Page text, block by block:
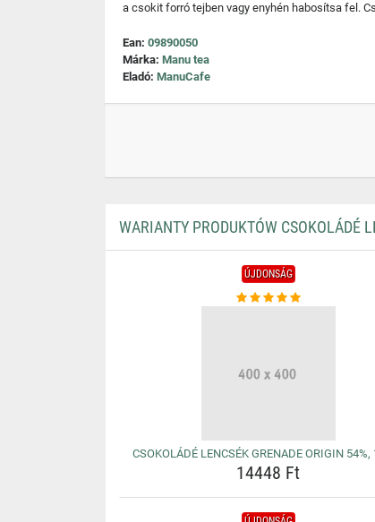
a csokit forró tejben vagy enyhén habosítsa fel.
Ean: 09890050
Márka: Manu tea
Eladó: ManuCafe
WARIANTY PRODUKTÓW CSOKOLÁDÉ
ÚJDONSÁG
CSOKOLÁDÉ LENCSÉK GRENADE ORIGIN 54%,
14448 Ft